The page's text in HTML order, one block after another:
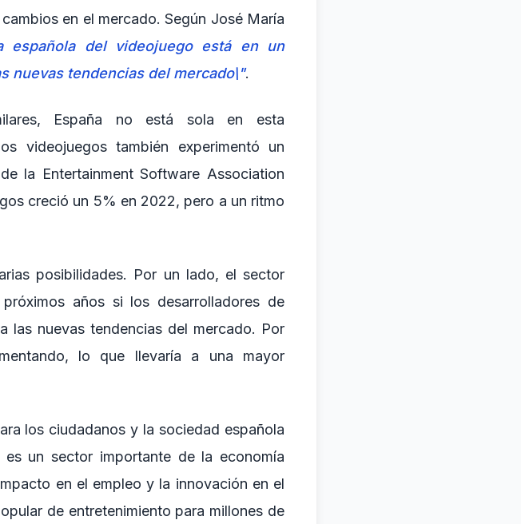
en el mercado. Según José María
española del videojuego está en un
nuevas tendencias del mercado\".
España no está sola en esta
videojuegos también experimentó un
la Entertainment Software Association
creció un 5% en 2022, pero a un ritmo
posibilidades. Por un lado, el sector
años si los desarrolladores de
las nuevas tendencias del mercado. Por
lo que llevaría a una mayor
los ciudadanos y la sociedad española
un sector importante de la economía
en el empleo y la innovación en el
de entretenimiento para millones de